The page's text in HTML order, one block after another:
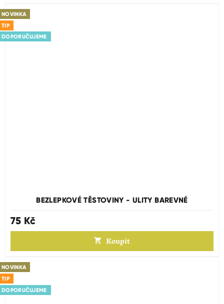
NOVINKA
TIP
DOPORUČUJEME
BEZLEPKOVÉ TĚSTOVINY - ULITY BAREVNÉ
75 Kč
Koupit
NOVINKA
TIP
DOPORUČUJEME